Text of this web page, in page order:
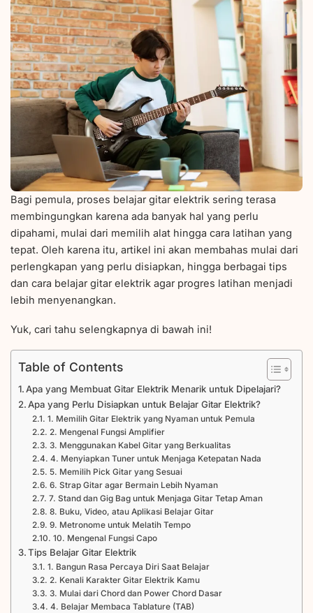
Bagi pemula, proses belajar gitar elektrik sering terasa
membingungkan karena ada banyak hal yang perlu
dipahami, mulai dari memilih alat hingga cara latihan yang
tepat. Oleh karena itu, artikel ini akan membahas mulai dari
perlengkapan yang perlu disiapkan, hingga berbagai tips
dan cara belajar gitar elektrik agar progres latihan menjadi
lebih menyenangkan.
Yuk, cari tahu selengkapnya di bawah ini!
Table of Contents
Apa yang Membuat Gitar Elektrik Menarik untuk Dipelajari?
Apa yang Perlu Disiapkan untuk Belajar Gitar Elektrik?
1. Memilih Gitar Elektrik yang Nyaman untuk Pemula
2. Mengenal Fungsi Amplifier
3. Menggunakan Kabel Gitar yang Berkualitas
4. Menyiapkan Tuner untuk Menjaga Ketepatan Nada
5. Memilih Pick Gitar yang Sesuai
6. Strap Gitar agar Bermain Lebih Nyaman
7. Stand dan Gig Bag untuk Menjaga Gitar Tetap Aman
8. Buku, Video, atau Aplikasi Belajar Gitar
9. Metronome untuk Melatih Tempo
10. Mengenal Fungsi Capo
Tips Belajar Gitar Elektrik
1. Bangun Rasa Percaya Diri Saat Belajar
2. Kenali Karakter Gitar Elektrik Kamu
3. Mulai dari Chord dan Power Chord Dasar
4. Belajar Membaca Tablature (TAB)